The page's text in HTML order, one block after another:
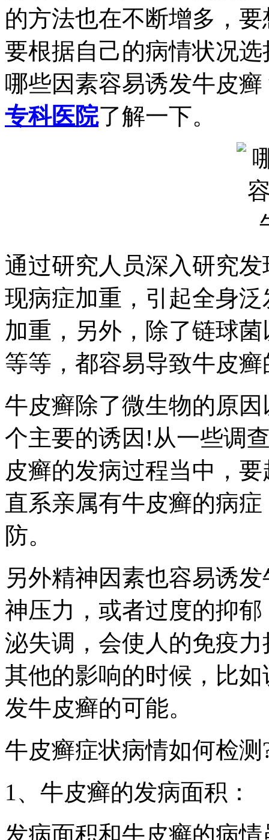
的方法也在不断增多，
要根据自己的病情状况
哪些因素容易诱发牛皮
专科医院了解一下。
通过研究人员深入研究
现病症加重，引起全身
加重，另外，除了链球
等等，都容易导致牛皮
牛皮癣除了微生物的原
个主要的诱因!从一些调
皮癣的发病过程当中，
直系亲属有牛皮癣的病
防。
另外精神因素也容易诱
神压力，或者过度的抑
泌失调，会使人的免疫
其他的影响的时候，比
发牛皮癣的可能。
牛皮癣症状病情如何检测
1、牛皮癣的发病面积：
发病面积和牛皮癣的病